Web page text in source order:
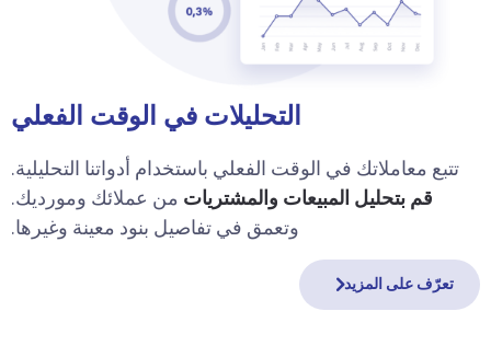
التحليلات في الوقت الفعلي
تتبع معاملاتك في الوقت الفعلي باستخدام أدواتنا التحليلية.
قم بتحليل المبيعات والمشترياتمن عملائك ومورديك.
وتعمق في تفاصيل بنود معينة وغيرها.
تعرّف على المزيد